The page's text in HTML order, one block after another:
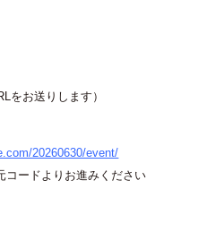
をお送りします）
20260630/event/
ードよりお進みください